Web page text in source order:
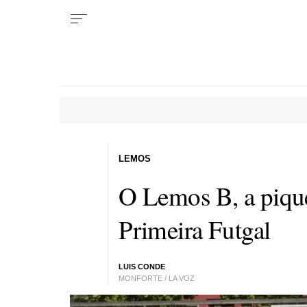
O Lemos B, a
Primeira Futgal
LUIS CONDE
MONFORTE / LA VOZ
LEMOS